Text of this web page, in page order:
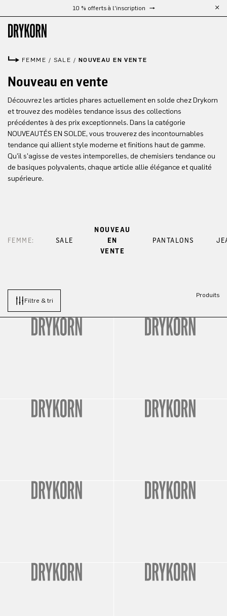
Passer au contenu principal10 % offerts à l'inscription
FEMME / SALE / NOUVEAU EN VENTE
Nouveau en vente
Découvrez les articles phares actuellement en solde chez Drykorn
et trouvez des modèles tendance issus des collections
précédentes à des prix exceptionnels. Dans la catégorie
NOUVEAUTÉS EN SOLDE, vous trouverez des incontournables
tendance qui allient style moderne et finitions haut de gamme.
Qu'il s'agisse de vestes intemporelles, de chemisiers tendance ou
de basiques polyvalents, chaque article allie élégance et qualité
supérieure.
FEMME: SALE
NOUVEAU
EN
VENTE
PANTALONS
Filtre & tri
Produits